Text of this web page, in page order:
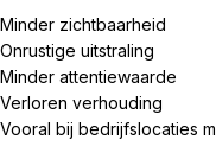
Minder zichtbaarheid
Onrustige uitstraling
Minder attentiewaarde
Verloren verhouding
Vooral bij bedrijfslocaties